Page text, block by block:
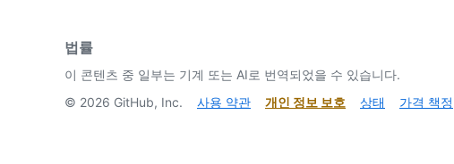
법률
이 콘텐츠 중 일부는 기계 또는 AI로 번역되었을 수 있습니다.
© 2026 GitHub, Inc. 사용 약관 개인 정보 보호 상태 가격 책정